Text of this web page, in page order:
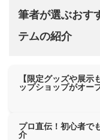
筆者が選ぶおす
テムの紹介
【限定グッズや展
ップショップがオー
プロ直伝！初心者で
介